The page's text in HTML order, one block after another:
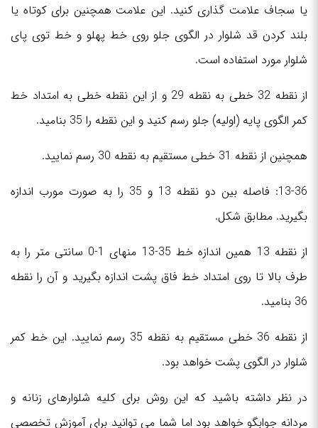
یا سجاف علامت گذاری کنید. این علامت همچنین برای کوتاه یا
بلند کردن قد شلوار در الگوی جلو روی خط پهلو و خط توی پای
شلوار مورد استفاده است.
از نقطه 32 خطی به نقطه 29 و از این نقطه خطی به امتداد خط
کمر الگوی پایه (اولیه) جلو رسم کنید و این نقطه را 35 بنامید.
همچنین از نقطه 31 خطی مستقیم به نقطه 30 رسم نمایید.
13-36: فاصله بین دو نقطه 13 و 35 را به صورت مورب اندازه
بگیرید. مطابق شکل.
از نقطه 13 همین اندازه خط 35-13 منهای 1-0 سانتی متر را به
طرف بالا تا روی امتداد خط فاق پشت اندازه بگیرید و آن را نقطه
36 بنامید.
از نقطه 36 خطی مستقیم به نقطه 35 رسم نمایید. این خط کمر
شلوار در الگوی پشت خواهد بود.
در نظر داشته باشید که این روش برای کلیه شلوارهای زنانه و
مردانه جوابگو خواهد بود اما شما می توانید برای آموزش تخصصی